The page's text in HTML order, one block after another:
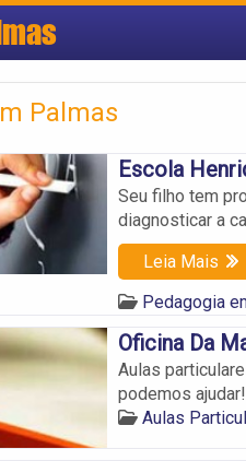
Palmas
Escola
Seu filho tem
diagnosticar a
Leia Mais
Pedagogia
Oficina Da
Aulas
podemos ajudar!
Aulas